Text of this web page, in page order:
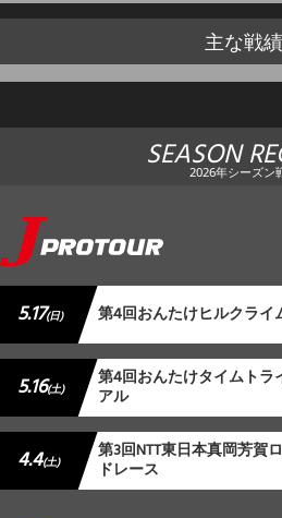
主な戦績
SEASON
2026年シーズン
5.17(日) 第4回おんたけヒルクライ
5.16(土) 第4回おんたけタイムトラ
アル
4.4(土) 第3回NTT東日本真岡芳賀
ドレース